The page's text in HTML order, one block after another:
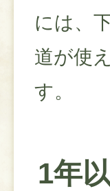
には、
道が使
す。
1年